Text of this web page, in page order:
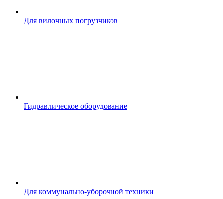
Для вилочных погрузчиков
Гидравлическое оборудование
Для коммунально-уборочной техники